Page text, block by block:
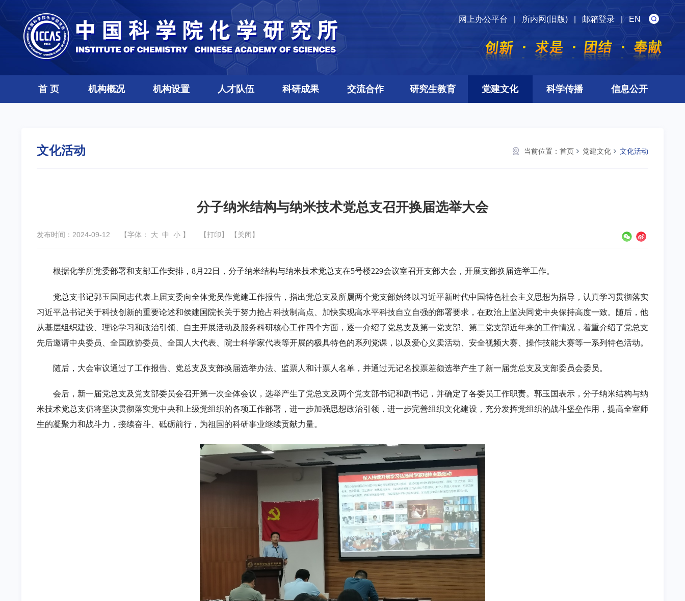
网上办公平台 所内网(旧版) 邮箱登录 |EN
首 页 机构概况 机构设置 人才队伍 科研成果 交流合作 研究生教育 党建文化 科学传播 信息公开
当前位置： 首页 党建文化 文化活动
文化活动
分子纳米结构与纳米技术党总支召开换届选举大会
发布时间：2024-09-12 【字体： 大 中 小 】 【打印】 【关闭】
根据化学所党委部署和支部工作安排，8月22日，分子纳米结构与纳米技术党总支在5号楼229会议室召开支部大会，开展支部换届选举工作。
党总支书记郭玉国同志代表上届支委向全体党员作党建工作报告，指出党总支及所属两个党支部始终以习近平新时代中国特色社会主义思想为指导，认真学习贯彻落实
习近平总书记关于科技创新的重要论述和侯建国院长关于努力抢占科技制高点、加快实现高水平科技自立自强的部署要求，在政治上坚决同党中央保持高度一致。随后，他
从基层组织建设、理论学习和政治引领、自主开展活动及服务科研核心工作四个方面，逐一介绍了党总支及第一党支部、第二党支部近年来的工作情况，着重介绍了党总支
先后邀请中央委员、全国政协委员、全国人大代表、院士科学家代表等开展的极具特色的系列党课，以及爱心义卖活动、安全视频大赛、操作技能大赛等一系列特色活动。
随后，大会审议通过了工作报告、党总支及支部换届选举办法、监票人和计票人名单，并通过无记名投票差额选举产生了新一届党总支及支部委员会委员。
会后，新一届党总支及党支部委员会召开第一次全体会议，选举产生了党总支及两个党支部书记和副书记，并确定了各委员工作职责。郭玉国表示，分子纳米结构与纳
米技术党总支仍将坚决贯彻落实党中央和上级党组织的各项工作部署，进一步加强思想政治引领，进一步完善组织文化建设，充分发挥党组织的战斗堡垒作用，提高全室师
生的凝聚力和战斗力，接续奋斗、砥砺前行，为祖国的科研事业继续贡献力量。